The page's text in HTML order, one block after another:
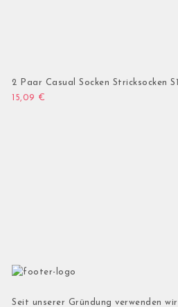
2 Paar Casual Socken Stricksocken
15,09 €
Seit unserer Gründung verwenden